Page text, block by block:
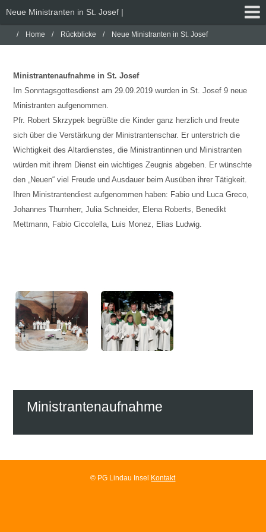
Neue Ministranten in St. Josef |
Home Rückblicke Neue Ministranten in St. Josef
Ministrantenaufnahme in St. Josef
Im Sonntagsgottesdienst am 29.09.2019 wurden in St. Josef 9 neue
Ministranten aufgenommen.
Pfr. Robert Skrzypek begrüßte die Kinder ganz herzlich und freute
sich über die Verstärkung der Ministrantenschar. Er unterstrich die
Wichtigkeit des Altardienstes, die Ministrantinnen und Ministranten
würden mit ihrem Dienst ein wichtiges Zeugnis abgeben. Er wünschte
den „Neuen“ viel Freude und Ausdauer beim Ausüben ihrer Tätigkeit.
Ihren Ministrantendiest aufgenommen haben: Fabio und Luca Greco,
Johannes Thurnherr, Julia Schneider, Elena Roberts, Benedikt
Mettmann, Fabio Ciccolella, Luis Monez, Elias Ludwig.
Ministrantenaufnahme
© PG Lindau Insel Kontakt